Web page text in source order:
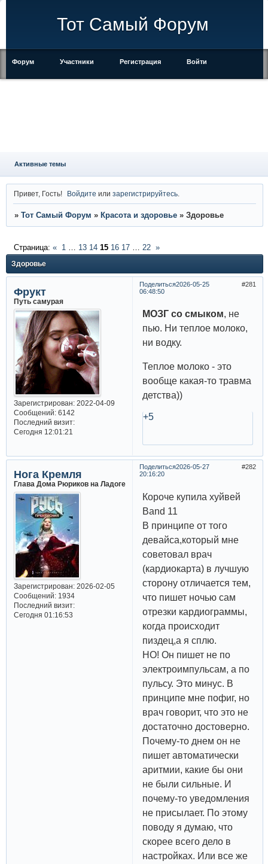
Тот Самый Форум
Форум Участники Регистрация Войти
Активные темы
Привет, Гость! Войдите илизарегистрируйтесь
» Тот Самый Форум » Красота и здоровье » Здоровье
Здоровье
Страница: « 1 13 14 15 16 17 22 »
Поделиться 281
2026-05-25
06:48:50
Фрукт
Путь самурая
Зарегистрирован: 2022-04-09
Сообщений:6142
Последний визит:
Сегодня 12:01:21
МОЗГ со смыком, не
пью. Ни теплое молоко,
ни водку.
Теплое молоко - это
вообще какая-то травма
детства))
+5
Поделиться 282
2026-05-27
20:16:20
Нога Кремля
Глава Дома Рюриков на Ладоге
Зарегистрирован: 2026-02-05
Сообщений:1934
Последний визит:
Сегодня 01:16:53
Короче купила хуйвей
Band 11
В принципе от того
девайса,который мне
советовал врач
(кардиокарта) в лучшую
сторону отличается тем,
что пишет ночью сам
отрезки кардиограммы,
когда происходит
пиздец,а я сплю.
НО! Он пишет не по
электроимпульсам, а по
пульсу. Это минус. В
принципе мне пофиг, но
врач говорит, что это не
достаточно достоверно.
Почему-то днем он не
пишет автоматически
аритмии, какие бы они
не были сильные. И
почему-то уведомления
не присылает. По этому
поводу я думаю, что
скорее всего дело в
настройках. Или все же